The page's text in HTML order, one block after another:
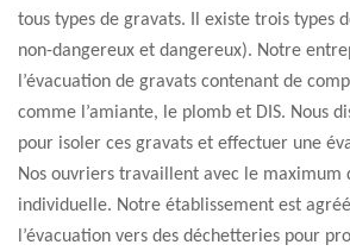
tous types de gravats. Il existe trois types
non-dangereux et dangereux). Notre
l’évacuation de gravats contenant de
comme l’amiante, le plomb et DIS. Nous
pour isoler ces gravats et effectuer une
Nos ouvriers travaillent avec le maximum
individuelle. Notre établissement est
l’évacuation vers des déchetteries pour